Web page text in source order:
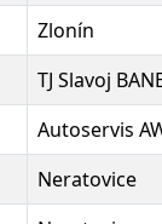
Zlonín
TJ Slavoj
Autoservis
Neratovice